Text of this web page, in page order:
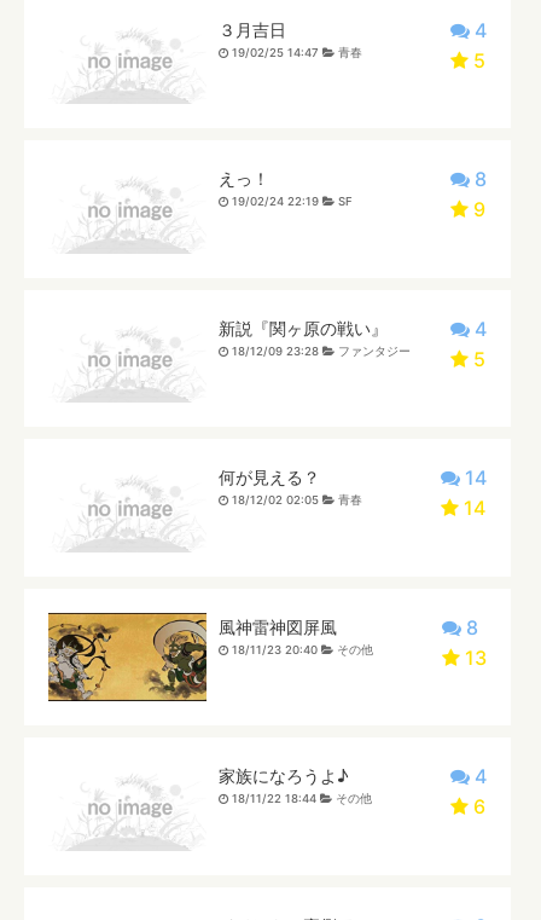
4
5
３月吉日
19/02/25 14:47 青春
8
9
えっ！
19/02/24 22:19 SF
4
5
新説『関ヶ原の戦い』
18/12/09 23:28 ファンタジー
14
14
何が見える？
18/12/02 02:05 青春
8
13
風神雷神図屏風
18/11/23 20:40 その他
4
6
家族になろうよ♪
18/11/22 18:44 その他